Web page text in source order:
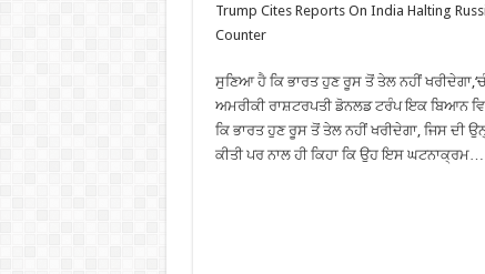
Trump Cites Reports On India Halting
Counter
ਸੁਣਿਆ ਹੈ ਕਿ ਭਾਰਤ ਹੁਣ ਰੂਸ ਤੋਂ ਤੇਲ ਨਹੀਂ
ਅਮਰੀਕੀ ਰਾਸ਼ਟਰਪਤੀ ਡੋਨਲਡ ਟਰੰਪ ਇਕ ਬਿਆਨ
ਕਿ ਭਾਰਤ ਹੁਣ ਰੂਸ ਤੋਂ ਤੇਲ ਨਹੀਂ ਖਰੀਦੇਗਾ, ਜਿਸ ਦੀ
ਕੀਤੀ ਪਰ ਨਾਲ ਹੀ ਕਿਹਾ ਕਿ ਉਹ ਇਸ ਘਟਨਾਕ੍ਰਮ…